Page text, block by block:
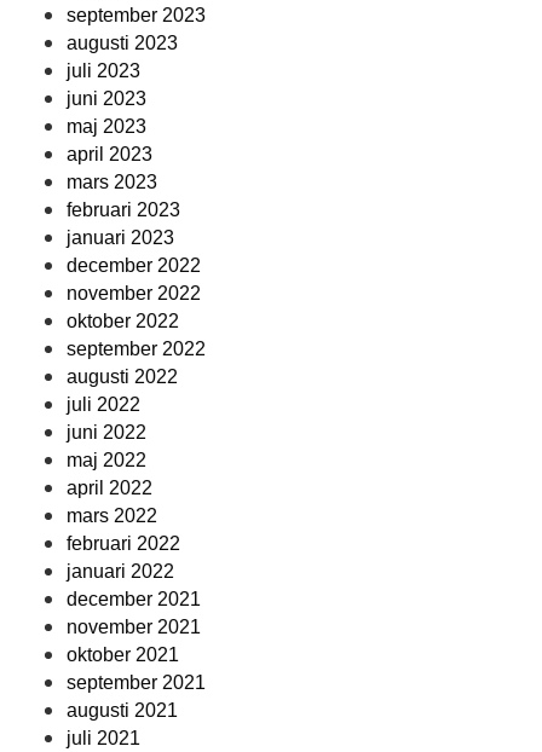
september 2023
augusti 2023
juli 2023
juni 2023
maj 2023
april 2023
mars 2023
februari 2023
januari 2023
december 2022
november 2022
oktober 2022
september 2022
augusti 2022
juli 2022
juni 2022
maj 2022
april 2022
mars 2022
februari 2022
januari 2022
december 2021
november 2021
oktober 2021
september 2021
augusti 2021
juli 2021